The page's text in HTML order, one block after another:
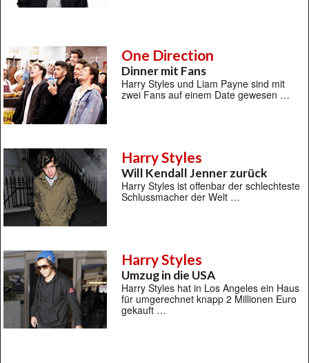
One Direction
Dinner mit Fans
Harry Styles und Liam Payne sind mit
zwei Fans auf einem Date gewesen …
Harry Styles
Will Kendall Jenner zurück
Harry Styles ist offenbar der schlechteste
Schlussmacher der Welt …
Harry Styles
Umzug in die USA
Harry Styles hat in Los Angeles ein Haus
für umgerechnet knapp 2 Millionen Euro
gekauft …